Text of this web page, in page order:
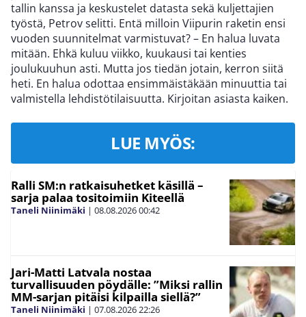
tallin kanssa ja keskustelet datasta sekä kuljettajien
työstä, Petrov selitti. Entä milloin Viipurin raketin ensi
vuoden suunnitelmat varmistuvat? – En halua luvata
mitään. Ehkä kuluu viikko, kuukausi tai kenties
joulukuuhun asti. Mutta jos tiedän jotain, kerron siitä
heti. En halua odottaa ensimmäistäkään minuuttia tai
valmistella lehdistötilaisuutta. Kirjoitan asiasta kaiken.
LUE MYÖS:
Ralli SM:n ratkaisuhetket käsillä –
sarja palaa tositoimiin Kiteellä
Taneli Niinimäki | 08.08.202600:42
Jari-Matti Latvala nostaa
turvallisuuden pöydälle: ”Miksi rallin
MM-sarjan pitäisi kilpailla siellä?”
Taneli Niinimäki | 07.08.202622:26